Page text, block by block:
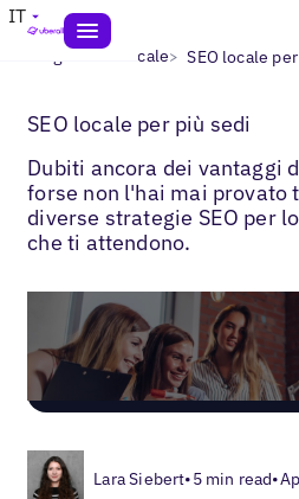
IT
Blogs> SEO locale> SEO locale
SEO locale per più sedi
Dubiti ancora dei vantaggi
forse non l'hai mai provato
diverse strategie SEO per
che ti attendono.
Lara Siebert•5 min read•